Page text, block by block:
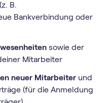
B.
Bankverbindung oder
sowie der
Mitarbeiter
neuer Mitarbeiter und
(für die Anmeldung